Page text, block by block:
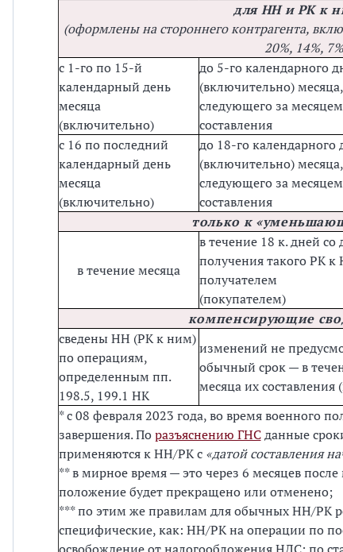
для НН и РК к
(оформлены на стороннего контрагента,
20%, 14%,
с 1-го по 15-й
календарный день
месяца
(включительно)
до 5-го календарного
(включительно) месяца,
следующего за
составления
с 16 по последний
календарный день
месяца
(включительно)
до 18-го календарного
(включительно) месяца,
следующего за
составления
только к
в течение месяца
в течение 18 к. дней со
получения такого РК к
получателем
(покупателем)
компенсирующие
сведены НН (РК к ним)
по операциям,
определенным пп.
198.5, 199.1 НК
изменений не
обычный срок — в
месяца их составления
* с 08 февраля 2023 года, во время военного
завершения. Поразъяснению ГНСданные
применяются к НН/РК с «датой составления
** в мирное время — это через 6 месяцев
положение будет прекращено или отменено;
*** по этим же правилам для обычных НН/РК
специфические, как: НН/РК на операции по